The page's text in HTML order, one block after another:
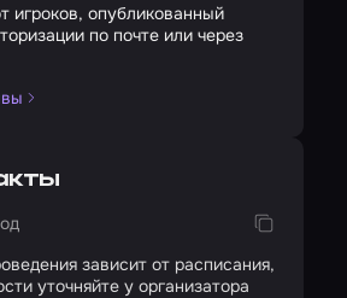
игроков, опубликованный
по почте или через
зависит от расписания,
уточняйте у организатора